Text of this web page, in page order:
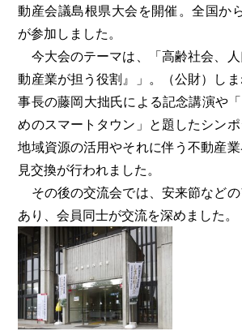
動産会議島根県大会を開催。全国か
が参加しました。
今大会のテーマは、「高齢社会、
動産業が担う役割』」。（公財）し
事長の藤岡大拙氏による記念講演や
めのスマートタウン」と題したシンポ
地域資源の活用やそれに伴う不動産
見交換が行われました。
その後の交流会では、安来節など
あり、会員同士が交流を深めました。